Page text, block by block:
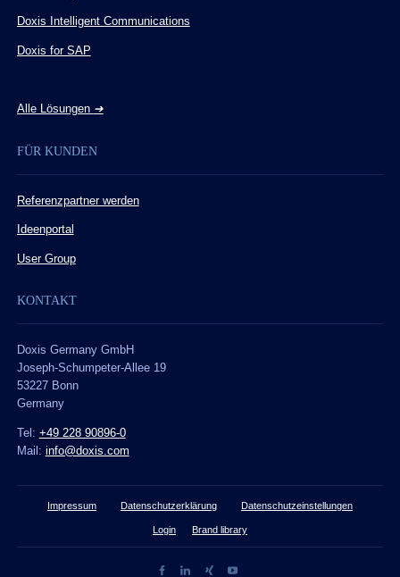
Doxis Intelligent Communications
Doxis for SAP
Alle Lösungen ➔
FÜR KUNDEN
Referenzpartner werden
Ideenportal
User Group
KONTAKT
Doxis Germany GmbH
Joseph-Schumpeter-Allee 19
53227 Bonn
Germany
Tel: +49 228 90896-0
Mail: info@doxis.com
Impressum Datenschutzerklärung Datenschutzeinstellungen
Login Brand library